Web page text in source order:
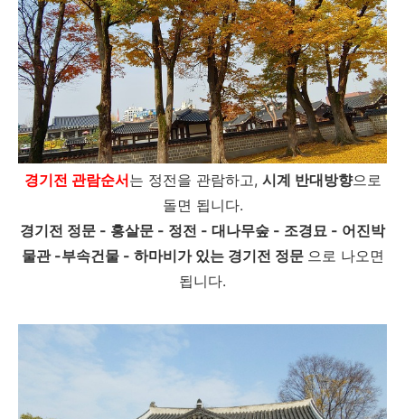
경기전 관람순서는 정전을 관람하고, 시계 반대방향으로
돌면 됩니다.
경기전 정문 - 홍살문 - 정전 - 대나무숲 - 조경묘 - 어진박
물관 -부속건물 - 하마비가 있는 경기전 정문 으로 나오면
됩니다.